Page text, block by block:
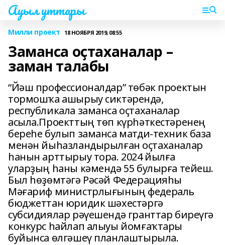
Ауыл уттары
Милли проект 18 НОЯБРЯ 2019, 08:55
Заманса оҫтаханалар –
заман талабы
“Йәш профессионалдар” төбәк проектын
тормошҡа ашырыу сиктәрендә,
республикала заманса оҫтаханалар
асыла.Проекттың төп күрһәткестәренең
береһе булып заманса матди-техник база
менән йыһазландырылған оҫтаханалар
һанын арттырыу тора. 2024 йылға
уларҙың һаны кәмендә 55 булырға тейеш.
Был һөҙөмтәгә Рәсәй Федерацияһы
Мәғариф министрлығының федераль
бюджеттан юридик шәхестәргә
субсидиялар рәүешендә гранттар биреүгә
конкурс һайлап алыуы йомғаҡтары
буйынса өлгәшеү планлаштырыла.